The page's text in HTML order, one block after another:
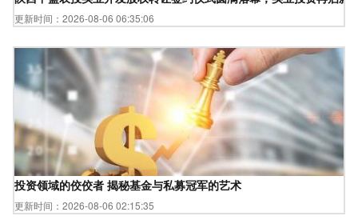
更新时间：2026-08-06 06:35:06
投资领域的佼佼者 揭秘基金与私募冠军的艺术
更新时间：2026-08-06 02:15:35